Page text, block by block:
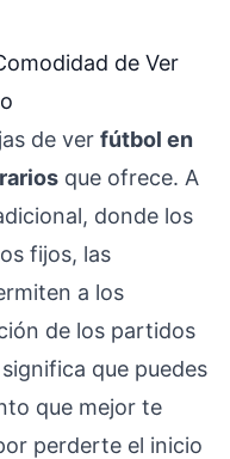
de Ver
de ver fútbol en
que ofrece. A
donde los
fijos, las
a los
de los partidos
que puedes
que mejor te
perderte el inicio